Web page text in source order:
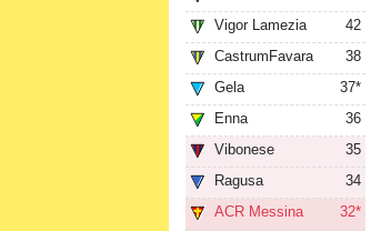
Vigor Lamezia
42
CastrumFavara
38
Gela
37*
Enna
36
Vibonese
35
Ragusa
34
ACR Messina
32*